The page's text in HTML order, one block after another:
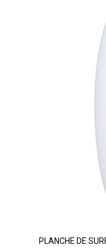
PLANCHE DE